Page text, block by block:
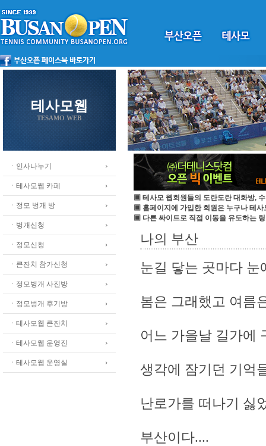
테사모웹
TESAMO WEB
ㆍ인사나누기
ㆍ테사모웹 카페
ㆍ정모 벙개 방
ㆍ벙개신청
ㆍ정모신청
ㆍ큰잔치 참가신청
ㆍ정모벙개 사진방
ㆍ정모벙개 후기방
ㆍ테사모웹 큰잔치
ㆍ테사모웹 운영진
ㆍ테사모웹 운영실
▣ 테사모 웹회원들의 도란도란 대화방,
▣ 홈페이지에 가입한 회원은 누구나 테사
▣ 다른 싸이트로 직접 이동을 유도하는
나의 부산
눈길 닿는 곳마다 눈
봄은 그래했고 여름
어느 가을날 길가에
생각에 잠기던 기억
난로가를 떠나기 싫
부산이다....